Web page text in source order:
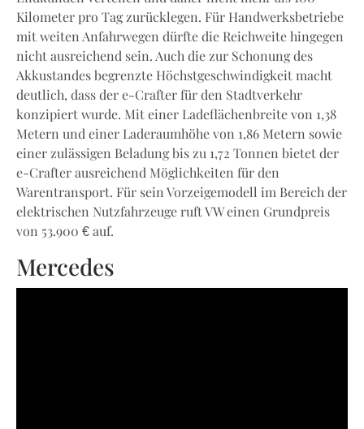
Kilometer pro Tag zurücklegen. Für Handwerksbetriebe
mit weiten Anfahrwegen dürfte die Reichweite hingegen
nicht ausreichend sein. Auch die zur Schonung des
Akkustandes begrenzte Höchstgeschwindigkeit macht
deutlich, dass der e-Crafter für den Stadtverkehr
konzipiert wurde. Mit einer Ladeflächenbreite von 1,38
Metern und einer Laderaumhöhe von 1,86 Metern sowie
einer zulässigen Beladung bis zu 1,72 Tonnen bietet der
e-Crafter ausreichend Möglichkeiten für den
Warentransport. Für sein Vorzeigemodell im Bereich der
elektrischen Nutzfahrzeuge ruft VW einen Grundpreis
von 53.900 € auf.
Mercedes